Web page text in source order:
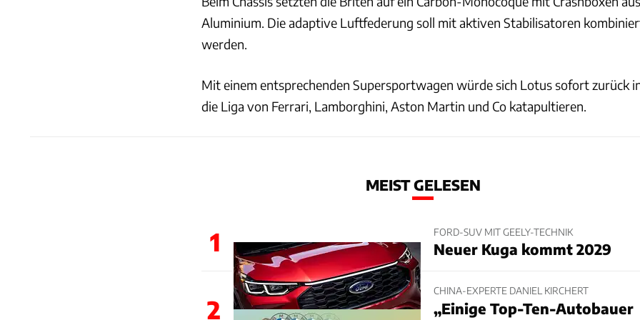
Aluminium. Die adaptive Luftfederung soll mit aktiven Stabilisatoren
werden.
Mit einem entsprechenden Supersportwagen würde sich Lotus sofort zurück
die Liga von Ferrari, Lamborghini, Aston Martin und Co katapultieren.
MEIST GELESEN
1 FORD-SUV MIT GEELY-TECHNIK
Neuer Kuga kommt 2029
2
CHINA-EXPERTE DANIEL KIRCHERT
„Einige Top-Ten-Autobauer